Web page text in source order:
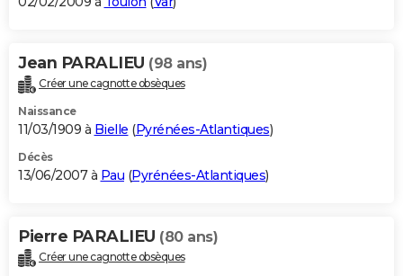
Jean PARALIEU (98 ans)
Créer une cagnotte obsèques
Naissance
11/03/1909 à Bielle (Pyrénées-Atlantiques)
Décès
13/06/2007 à Pau (Pyrénées-Atlantiques)
Pierre PARALIEU (80 ans)
Créer une cagnotte obsèques